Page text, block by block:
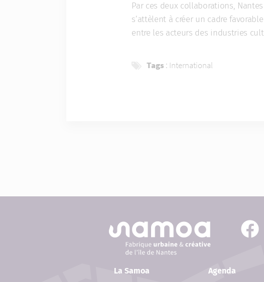
Par ces deux collaborations,
s’attèlent à créer un cadre
entre les acteurs des industries
Tags : International
La Samoa Agenda